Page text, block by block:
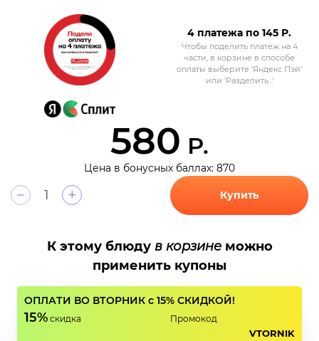
4 платежа по 145 Р.
Чтобы поделить платеж на 4
части, в корзине в способе
оплаты выберите 'Яндекс Пэй'
или 'Разделить...'
580 Р.
Цена в бонусных баллах: 870
+ Купить
К этому блюду в корзинеможно
применить купоны
ОПЛАТИ ВО ВТОРНИК с 15% СКИДКОЙ!
15% скидка Промокод
VTORNIK